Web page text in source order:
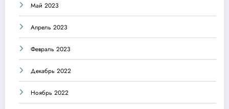
Май 2023
Апрель 2023
Февраль 2023
Декабрь 2022
Ноябрь 2022